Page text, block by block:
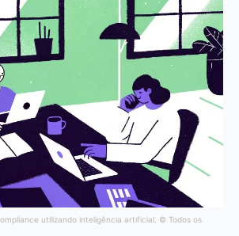
utilizando inteligência artificial. © Todos os